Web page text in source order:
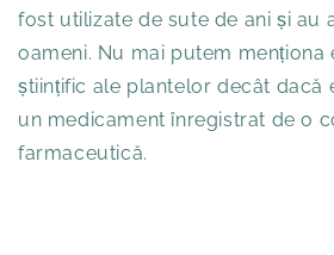
fost utilizate de sute de ani și au
oameni. Nu mai putem
științific ale plantelor decât dacă
un medicament înregistrat de o
farmaceutică.